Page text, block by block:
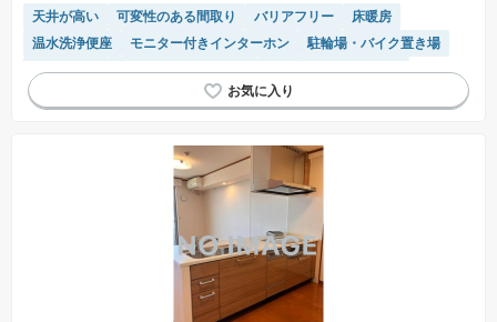
天井が高い 可変性のある間取り バリアフリー
床暖房
温水洗浄便座
モニター付きインターホン
駐輪場・バイク置き場
オール電化
２４時間ゴミ捨て可能
IHクッキングヒーター
システムキッチン
浴室乾燥機 ペット相談